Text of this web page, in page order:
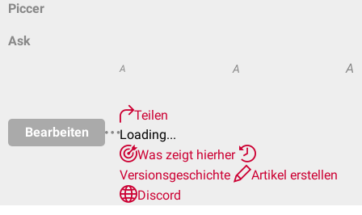
Piccer
Ask
Bearbeiten
A A A
Teilen
Loading...
Was zeigt hierher
Versionsgeschichte
Artikel erstellen
Discord